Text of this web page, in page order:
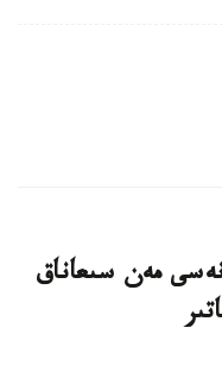
مەن سىعاناق